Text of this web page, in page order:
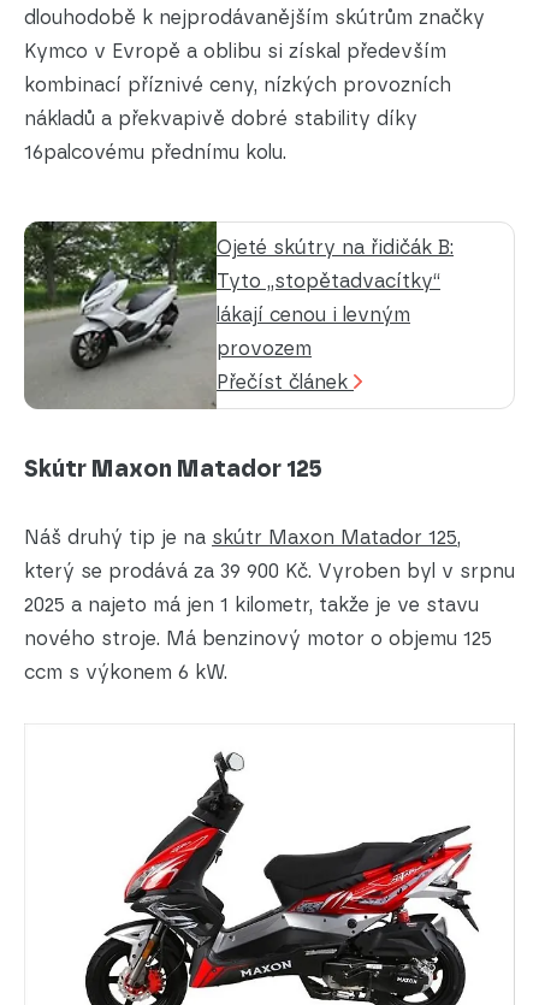
dlouhodobě k nejprodávanějším skútrům značky
Kymco v Evropě a oblibu si získal především
kombinací příznivé ceny, nízkých provozních
nákladů a překvapivě dobré stability díky
16palcovému přednímu kolu.
Ojeté skútry na řidičák B:
Tyto „stopětadvacítky“
lákají cenou i levným
provozem
Přečíst článek
Skútr Maxon Matador 125
Náš druhý tip je na skútr Maxon Matador 125,
který se prodává za 39 900 Kč. Vyroben byl v srpnu
2025 a najeto má jen 1 kilometr, takže je ve stavu
nového stroje. Má benzinový motor o objemu 125
ccm s výkonem 6 kW.